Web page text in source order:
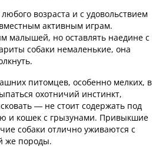
возраста и с удовольствием
активным играм.
малышей, но оставлять наедине с
собаки немаленькие, она
питомцев, особенно мелких, в
охотничий инстинкт,
— не стоит содержать под
и кошек с грызунами. Привыкшие
собаки отлично уживаются с
же породы.